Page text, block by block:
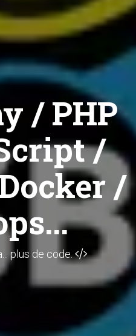
/ PHP
/
/
plus de code.